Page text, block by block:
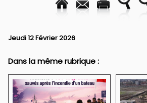
Jeudi 12 Février 2026
Dans la même rubrique :